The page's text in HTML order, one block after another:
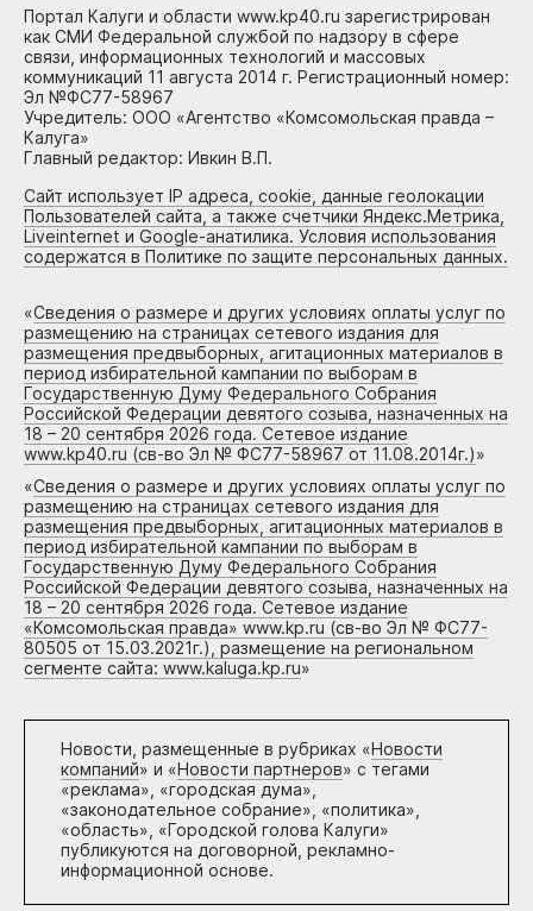
Портал Калуги и области www.kp40.ru зарегистрирован
как СМИ Федеральной службой по надзору в сфере
связи, информационных технологий и массовых
коммуникаций 11 августа 2014 г. Регистрационный номер:
Эл №ФС77-58967
Учредитель: ООО «Агентство «Комсомольская правда –
Калуга»
Главный редактор: Ивкин В.П.
Сайт использует IP адреса, cookie, данные геолокации
Пользователей сайта, а также счетчики Яндекс.Метрика,
Liveinternet и Google-анатилика. Условия использования
содержатся в Политике по защите персональных данных.
«Сведения о размере и других условиях оплаты услуг по
размещению на страницах сетевого издания для
размещения предвыборных, агитационных материалов в
период избирательной кампании по выборам в
Государственную Думу Федерального Собрания
Российской Федерации девятого созыва, назначенных на
18 – 20 сентября 2026 года. Сетевое издание
www.kp40.ru (св-во Эл № ФС77-58967 от 11.08.2014г.)»
«Сведения о размере и других условиях оплаты услуг по
размещению на страницах сетевого издания для
размещения предвыборных, агитационных материалов в
период избирательной кампании по выборам в
Государственную Думу Федерального Собрания
Российской Федерации девятого созыва, назначенных на
18 – 20 сентября 2026 года. Сетевое издание
«Комсомольская правда» www.kp.ru (св-во Эл № ФС77-
80505 от 15.03.2021г.), размещение на региональном
сегменте сайта: www.kaluga.kp.ru»
Новости, размещенные в рубриках «Новости
компаний» и «Новости партнеров» с тегами
«реклама», «городская дума»,
«законодательное собрание», «политика»,
«область», «Городской голова Калуги»
публикуются на договорной, рекламно-
информационной основе.